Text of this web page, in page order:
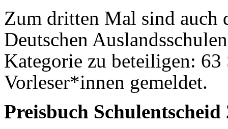
Zum dritten Mal sind auch
Deutschen
Kategorie zu beteiligen: 63
Vorleser*innen gemeldet.
Preisbuch Schulentscheid